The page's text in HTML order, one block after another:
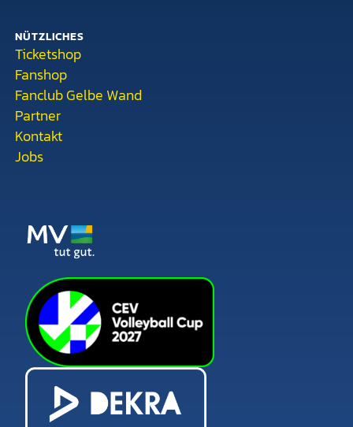
NÜTZLICHES
Ticketshop
Fanshop
Fanclub Gelbe Wand
Partner
Kontakt
Jobs